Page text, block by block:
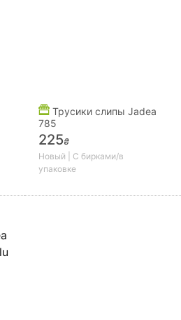
Трусики слипы Jadea
785
225₴
Новый | С бирками/в
упаковке